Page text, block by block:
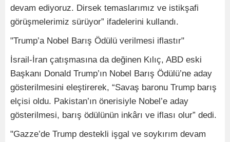
devam ediyoruz. Dirsek temaslarımız ve istikşafi
görüşmelerimiz sürüyor” ifadelerini kullandı.
"Trump’a Nobel Barış Ödülü verilmesi iflastır"
İsrail-İran çatışmasına da değinen Kılıç, ABD eski
Başkanı Donald Trump’ın Nobel Barış Ödülü’ne aday
gösterilmesini eleştirerek, “Savaş baronu Trump barış
elçisi oldu. Pakistan’ın önerisiyle Nobel’e aday
gösterilmesi, barış ödülünün inkârı ve iflası olur” dedi.
"Gazze’de Trump destekli işgal ve soykırım devam